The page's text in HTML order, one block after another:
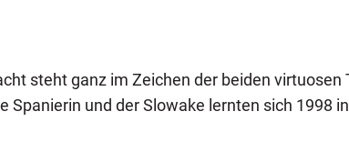
steht ganz im Zeichen der beiden virtuosen
Spanierin und der Slowake lernten sich 1998